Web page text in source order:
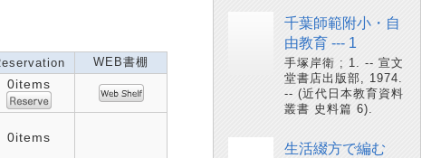
WEB書棚
0items
0items
千葉師範附小・自
由教育 --- 1
手塚岸衛 ; 1. -- 宣文
堂書店出版部, 1974.
-- (近代日本教育資料
叢書 史料篇 6).
生活綴方で編む